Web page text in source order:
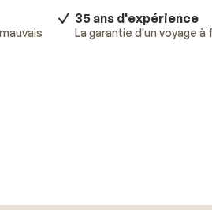
surprises.En savoir plus.
35 ans d'expérience
La garantie d'un voyage